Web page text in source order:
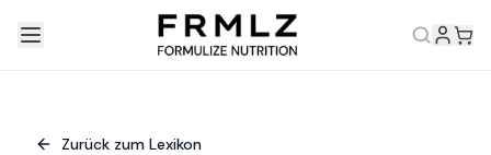
Zurück zum Lexikon